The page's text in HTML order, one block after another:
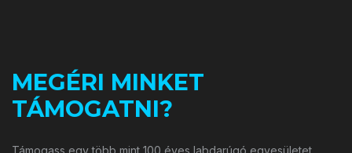
MEGÉRI MINKET
TÁMOGATNI?
Támogass egy több mint 100 éves labdarúgó egyesületet.